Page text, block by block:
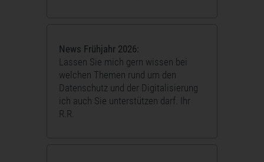
News Frühjahr 2026:
Lassen Sie mich gern wissen bei
welchen Themen rund um den
Datenschutz und der Digitalisierung
ich auch Sie unterstützen darf. Ihr
R.R.